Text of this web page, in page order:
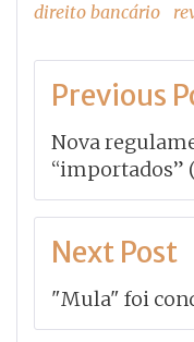
direito bancário
Post
Previous
Nova
“importados”
Next Post
"Mula" foi